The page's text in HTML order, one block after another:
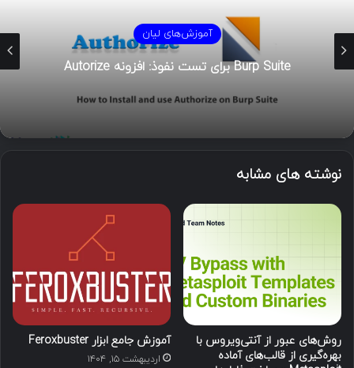
آموزش‌های لیان
Burp Suite برای تست نفوذ: افزونه Autorize
نوشته های مشابه
روش‌های عبور از آنتی‌ویروس با
بهره‌گیری از قالب‌های آماده
آموزش جامع ابزار Feroxbuster
اردیبهشت ۱۵, ۱۴۰۴